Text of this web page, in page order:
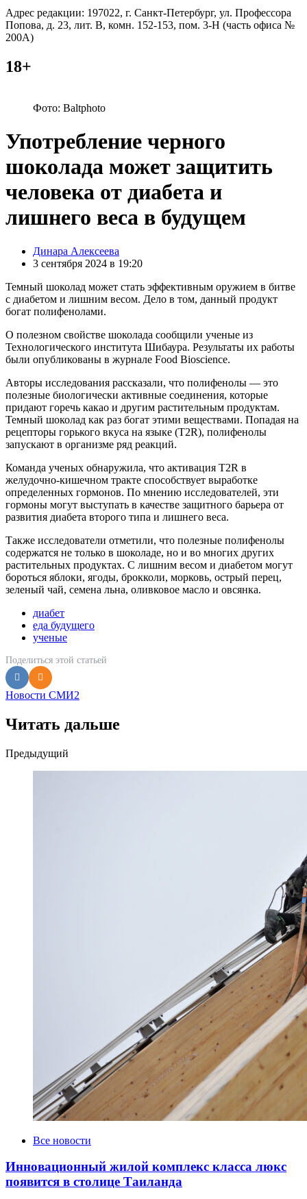
Адрес редакции: 197022, г. Санкт-Петербург, ул. Профессора
Попова, д. 23, лит. В, комн. 152-153, пом. 3-Н (часть офиса №
200А)
18+
Фото: Baltphoto
Употребление черного
шоколада может защитить
человека от диабета и
лишнего веса в будущем
Posted
by
Динара Алексеева
3 сентября 2024 в 19:20
Темный шоколад может стать эффективным оружием в битве
с диабетом и лишним весом. Дело в том, данный продукт
богат полифенолами.
О полезном свойстве шоколада сообщили ученые из
Технологического института Шибаура. Результаты их работы
были опубликованы в журнале Food Bioscience.
Авторы исследования рассказали, что полифенолы — это
полезные биологически активные соединения, которые
придают горечь какао и другим растительным продуктам.
Темный шоколад как раз богат этими веществами. Попадая на
рецепторы горького вкуса на языке (T2R), полифенолы
запускают в организме ряд реакций.
Команда ученых обнаружила, что активация T2R в
желудочно-кишечном тракте способствует выработке
определенных гормонов. По мнению исследователей, эти
гормоны могут выступать в качестве защитного барьера от
развития диабета второго типа и лишнего веса.
Также исследователи отметили, что полезные полифенолы
содержатся не только в шоколаде, но и во многих других
растительных продуктах. С лишним весом и диабетом могут
бороться яблоки, ягоды, брокколи, морковь, острый перец,
зеленый чай, семена льна, оливковое масло и овсянка.
диабет
еда будущего
ученые
Поделиться этой статьей
Новости СМИ2
Читать дальше
Post
navigation
Предыдущий
Все новости
Инновационный жилой комплекс класса люкс
появится в столице Таиланда